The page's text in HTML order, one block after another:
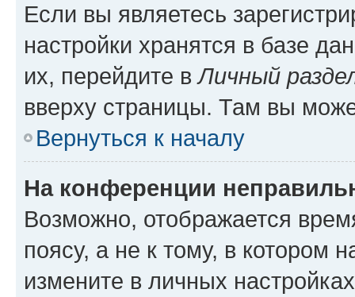
Если вы являетесь
настройки хранятся в базе
их, перейдите вЛичный
вверху страницы. Там вы
Вернуться к началу
На конференции
Возможно, отображается
поясу, а не к тому, в котором
измените в личных